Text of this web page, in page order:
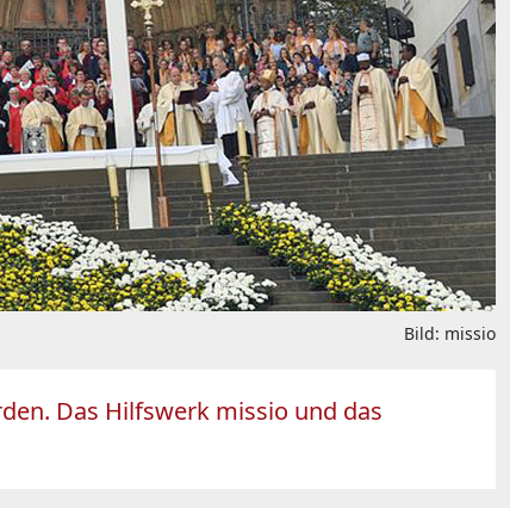
Bild: missio
Das Hilfswerk missio und das